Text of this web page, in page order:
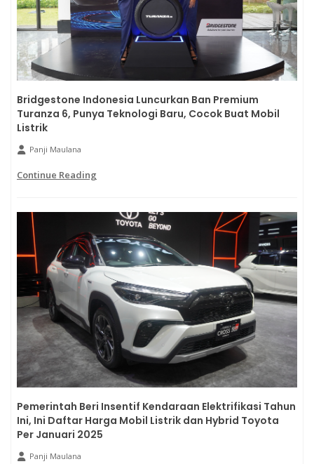
Bridgestone Indonesia Luncurkan Ban Premium
Turanza 6, Punya Teknologi Baru, Cocok Buat Mobil
Listrik
Panji Maulana
Continue Reading
Pemerintah Beri Insentif Kendaraan Elektrifikasi Tahun
Ini, Ini Daftar Harga Mobil Listrik dan Hybrid Toyota
Per Januari 2025
Panji Maulana